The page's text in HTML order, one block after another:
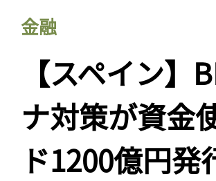
金融
【スペイン
ナ対策が資金
ド1200億円